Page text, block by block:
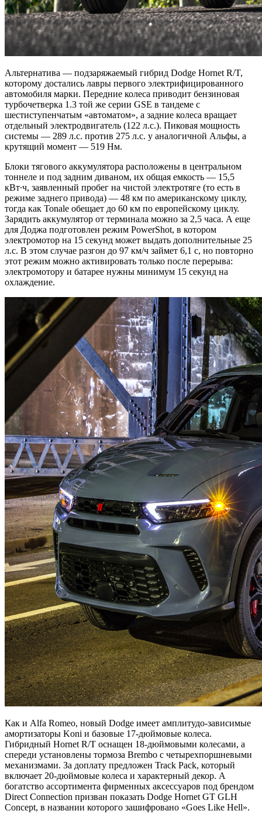
Альтернатива — подзаряжаемый гибрид Dodge Hornet R/T,
которому достались лавры первого электрифицированного
автомобиля марки. Передние колеса приводит бензиновая
турбочетверка 1.3 той же серии GSE в тандеме с
шестиступенчатым «автоматом», а задние колеса вращает
отдельный электродвигатель (122 л.с.). Пиковая мощность
системы — 289 л.с. против 275 л.с. у аналогичной Альфы, а
крутящий момент — 519 Нм.
Блоки тягового аккумулятора расположены в центральном
тоннеле и под задним диваном, их общая емкость — 15,5
кВт∙ч, заявленный пробег на чистой электротяге (то есть в
режиме заднего привода) — 48 км по американскому циклу,
тогда как Tonale обещает до 60 км по европейскому циклу.
Зарядить аккумулятор от терминала можно за 2,5 часа. А еще
для Доджа подготовлен режим PowerShot, в котором
электромотор на 15 секунд может выдать дополнительные 25
л.с. В этом случае разгон до 97 км/ч займет 6,1 с, но повторно
этот режим можно активировать только после перерыва:
электромотору и батарее нужны минимум 15 секунд на
охлаждение.
Как и Alfa Romeo, новый Dodge имеет амплитудо-зависимые
амортизаторы Koni и базовые 17-дюймовые колеса.
Гибридный Hornet R/T оснащен 18-дюймовыми колесами, а
спереди установлены тормоза Brembo с четырехпоршневыми
механизмами. За доплату предложен Track Pack, который
включает 20-дюймовые колеса и характерный декор. А
богатство ассортимента фирменных аксессуаров под брендом
Direct Connection призван показать Dodge Hornet GT GLH
Concept, в названии которого зашифровано «Goes Like Hell».